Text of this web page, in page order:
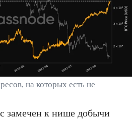
на которых есть не
замечен к нише добычи